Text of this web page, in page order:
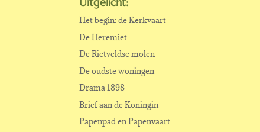
Het begin: de Kerkvaart
De Heremiet
De Rietveldse molen
De oudste woningen
Drama 1898
Brief aan de Koningin
Papenpad en Papenvaart